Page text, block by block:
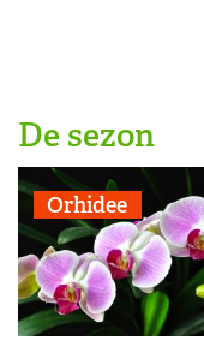
De sezon
Orhidee